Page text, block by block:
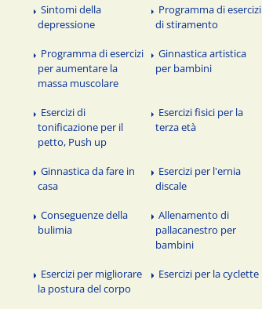
Sintomi della
depressione
Programma di esercizi
di stiramento
Programma di esercizi
per aumentare la
massa muscolare
Ginnastica artistica
per bambini
Esercizi di
tonificazione per il
petto, Push up
Esercizi fisici per la
terza età
Ginnastica da fare in
casa
Esercizi per l'ernia
discale
Conseguenze della
bulimia
Allenamento di
pallacanestro per
bambini
Esercizi per migliorare
la postura del corpo
Esercizi per la cyclette